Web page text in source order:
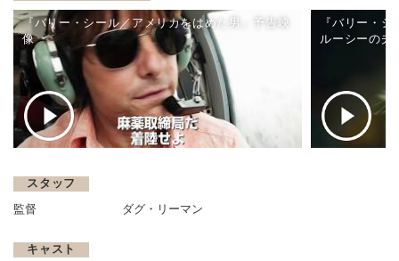
『バリー・シール／アメリカをはめた男』予告映
像
『バリー・
ルーシーの夫
スタッフ
監督 ダグ・リーマン
キャスト